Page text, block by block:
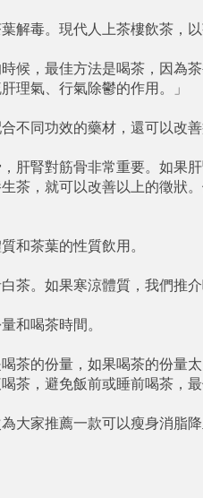
解毒。現代人上茶樓飲茶，
候，最佳方法是喝茶，因為
理氣、行氣除鬱的作用。」
不同功效的藥材，還可以改善
肝腎對筋骨非常重要。如果
茶，就可以改善以上的徵狀
和茶葉的性質飲用。
茶。如果寒涼體質，我們推
和喝茶時間。
茶的份量，如果喝茶的份量
茶，避免飯前或睡前喝茶，
大家推薦一款可以瘦身消脂